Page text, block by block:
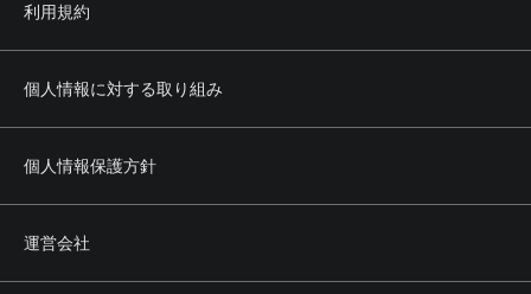
利用規約
個人情報に対する取り組み
個人情報保護方針
運営会社